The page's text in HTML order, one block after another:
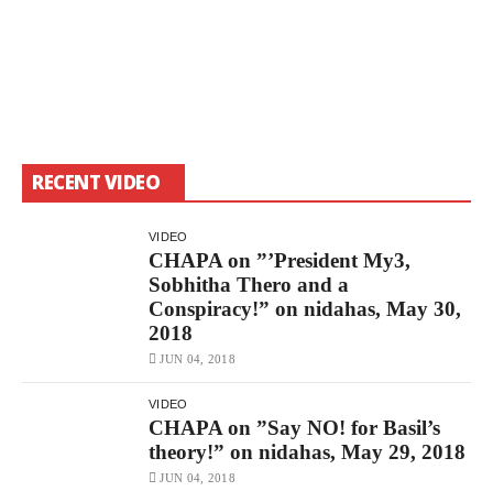
RECENT VIDEO
VIDEO
CHAPA on ”’President My3,
Sobhitha Thero and a
Conspiracy!” on nidahas, May 30,
2018
JUN 04, 2018
VIDEO
CHAPA on ”Say NO! for Basil’s
theory!” on nidahas, May 29, 2018
JUN 04, 2018